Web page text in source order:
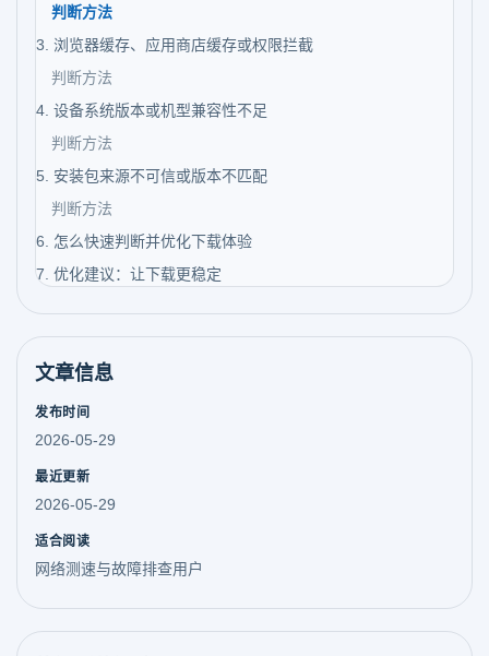
判断方法
3. 浏览器缓存、应用商店缓存或权限拦截
判断方法
4. 设备系统版本或机型兼容性不足
判断方法
5. 安装包来源不可信或版本不匹配
判断方法
6. 怎么快速判断并优化下载体验
7. 优化建议：让下载更稳定
文章信息
发布时间
2026-05-29
最近更新
2026-05-29
适合阅读
网络测速与故障排查用户